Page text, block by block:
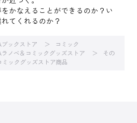
かなえることができるのか？い
てくれるのか？
ックストア
コミック
ラノベ＆コミックグッズストア
その
ックグッズストア商品